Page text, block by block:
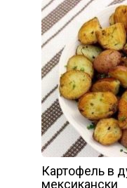
Картофель в
мексикански